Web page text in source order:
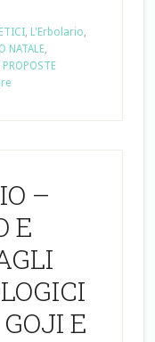
, L'Erbolario,
NATALE,
PROPOSTE
–
E
E